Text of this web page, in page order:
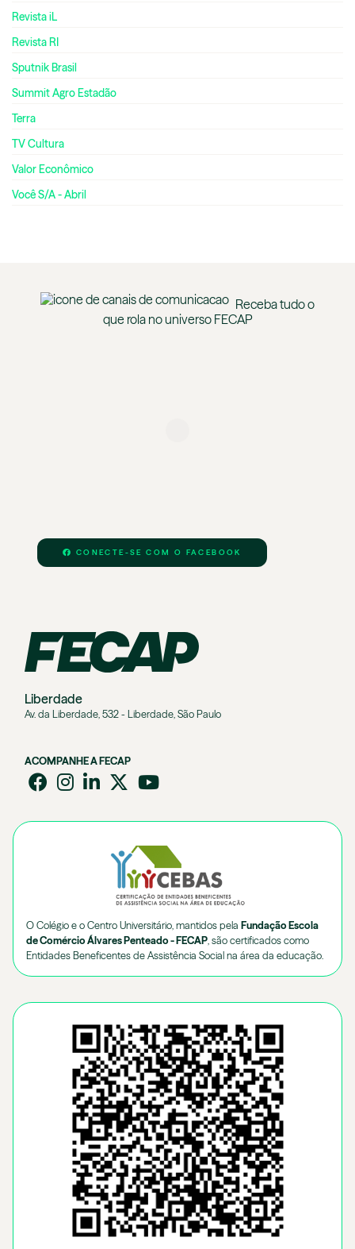
Revista iL
Revista RI
Sputnik Brasil
Summit Agro Estadão
Terra
TV Cultura
Valor Econômico
Você S/A - Abril
Receba tudo o
que rola no universo FECAP
CONECTE-SE COM O FACEBOOK
Liberdade
Av. da Liberdade, 532 - Liberdade, São Paulo
ACOMPANHE A FECAP
O Colégio e o Centro Universitário, mantidos pela Fundação Escola
de Comércio Álvares Penteado - FECAP, são certificados como
Entidades Beneficentes de Assistência Social na área da educação.